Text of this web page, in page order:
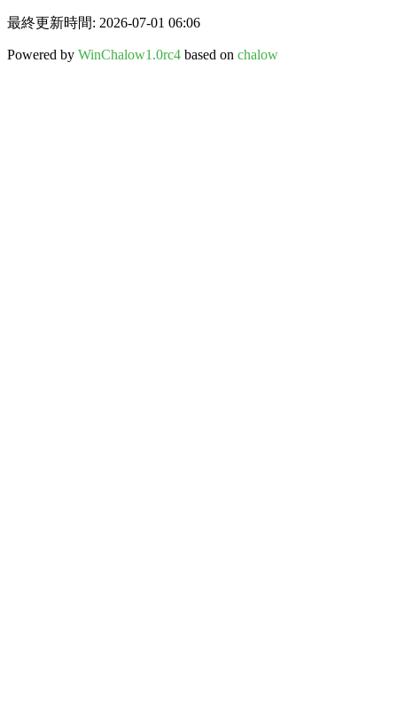
最終更新時間: 2026-07-01 06:06
Powered by WinChalow1.0rc4 based on chalow